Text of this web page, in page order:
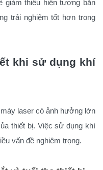
giảm thiểu hiện tượng bắn
trải nghiệm tốt hơn trong
khi sử dụng khí
laser có ảnh hưởng lớn
thiết bị. Việc sử dụng khí
vấn đề nghiêm trọng.